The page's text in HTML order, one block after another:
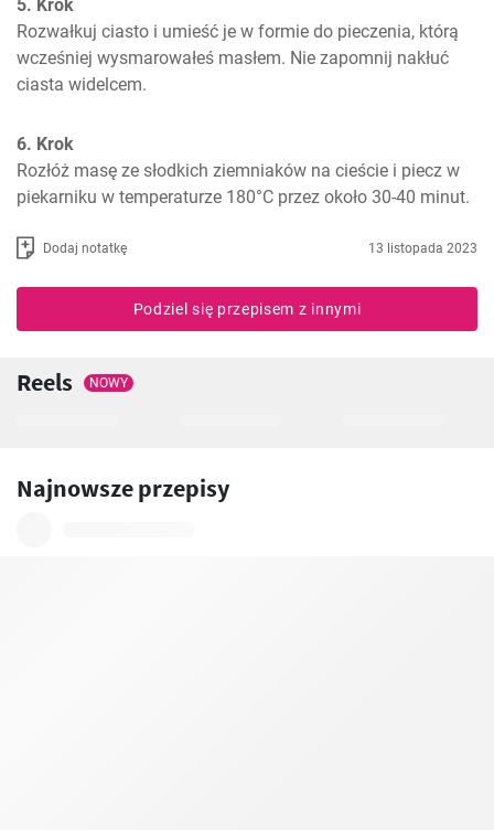
5. Krok
Rozwałkuj ciasto i umieść je w formie do pieczenia, którą
wcześniej wysmarowałeś masłem. Nie zapomnij nakłuć
ciasta widelcem.
6. Krok
Rozłóż masę ze słodkich ziemniaków na cieście i piecz w
piekarniku w temperaturze 180°C przez około 30-40 minut.
Dodaj notatkę 13 listopada 2023
Podziel się przepisem z innymi
Reels NOWY
Najnowsze przepisy